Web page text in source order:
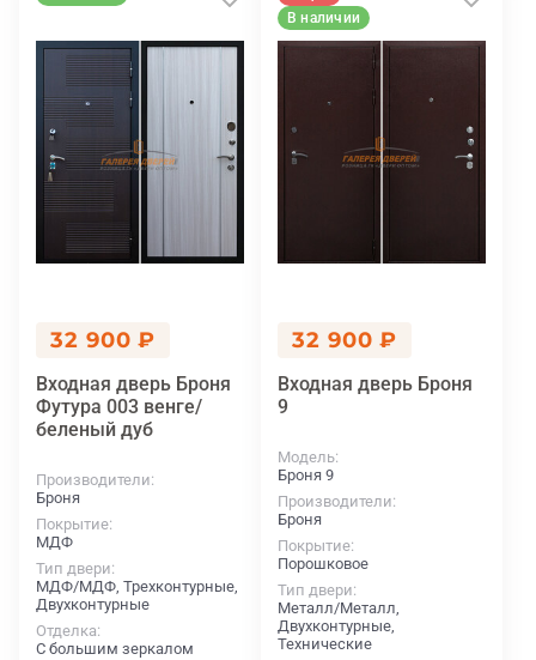
32 900 ₽
Входная дверь Броня
Футура 003 венге/
беленый дуб
Производители
Броня
Покрытие
МДФ
Тип двери
МДФ/МДФ, Трехконтурные,
Двухконтурные
Отделка
С большим зеркалом
В наличии
32 900 ₽
Входная дверь Броня
9
Модель
Броня 9
Производители
Броня
Покрытие
Порошковое
Тип двери
Металл/Металл,
Двухконтурные,
Технические